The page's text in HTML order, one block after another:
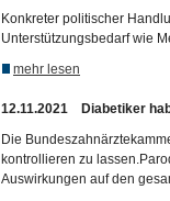
Konkreter politischer
Unterstützungsbedarf wie
mehr lesen
12.11.2021 Diabetiker
Die
kontrollieren zu
Auswirkungen auf den